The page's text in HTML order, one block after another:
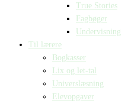
True Stories
Fagbøger
Undervisning
Til lærere
Bogkasser
Lix og let-tal
Universlæsning
Elevopgaver